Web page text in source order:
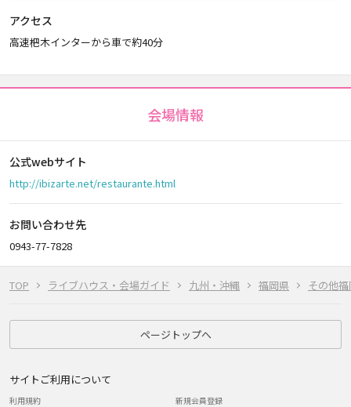
TOP ライブハウス・会場ガイド 九州・沖縄 福岡県 その他
アクセス
高速杷木インターから車で約40分
会場情報
公式webサイト
http://ibizarte.net/restaurante.html
お問い合わせ先
0943-77-7828
ページトップへ
サイトご利用について
利用規約
新規会員登録